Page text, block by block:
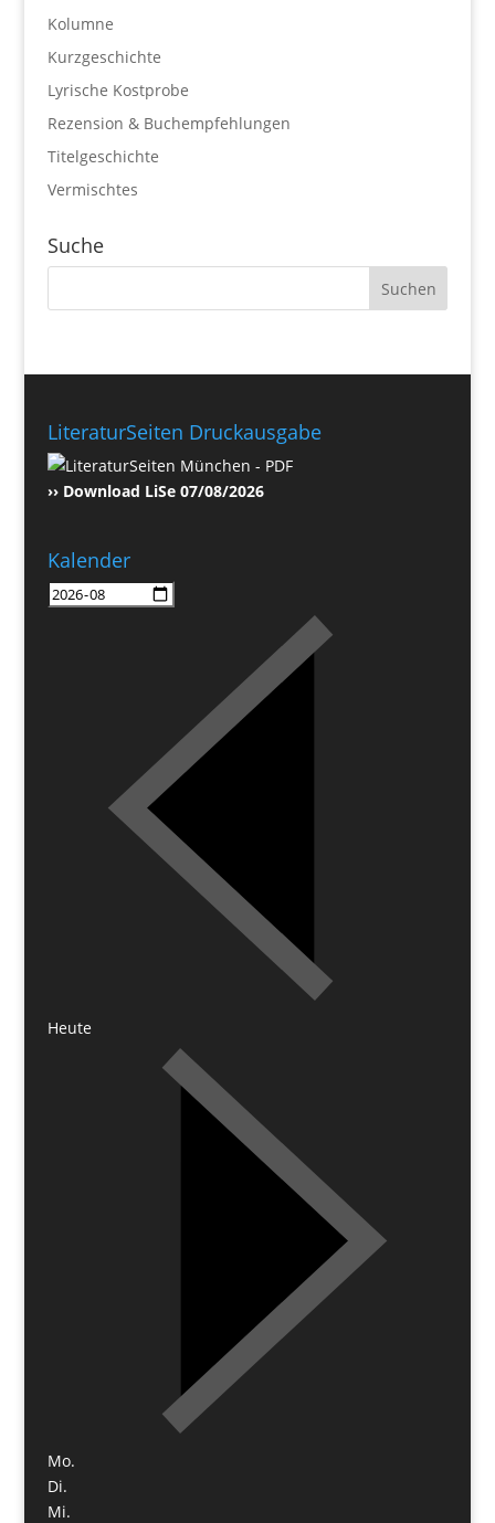
Kolumne
Kurzgeschichte
Lyrische Kostprobe
Rezension & Buchempfehlungen
Titelgeschichte
Vermischtes
Suche
LiteraturSeiten Druckausgabe
›› Download LiSe 07/08/2026
Kalender
Heute
Mo.
Di.
Mi.